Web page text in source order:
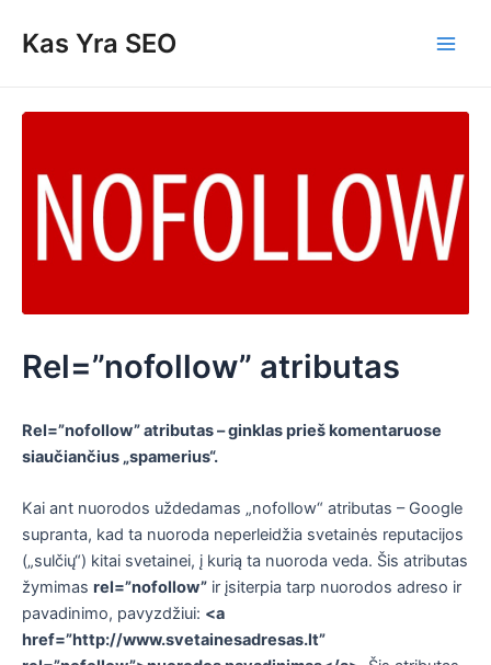
Kas Yra SEO
Rel=”nofollow” atributas
Rel=”nofollow” atributas – ginklas prieš komentaruose
siaučiančius „spamerius“.
Kai ant nuorodos uždedamas „nofollow“ atributas – Google
supranta, kad ta nuoroda neperleidžia svetainės reputacijos
(„sulčių“) kitai svetainei, į kurią ta nuoroda veda. Šis atributas
žymimas rel=”nofollow” ir įsiterpia tarp nuorodos adreso ir
pavadinimo, pavyzdžiui: <a
href=”http://www.svetainesadresas.lt”
navigation